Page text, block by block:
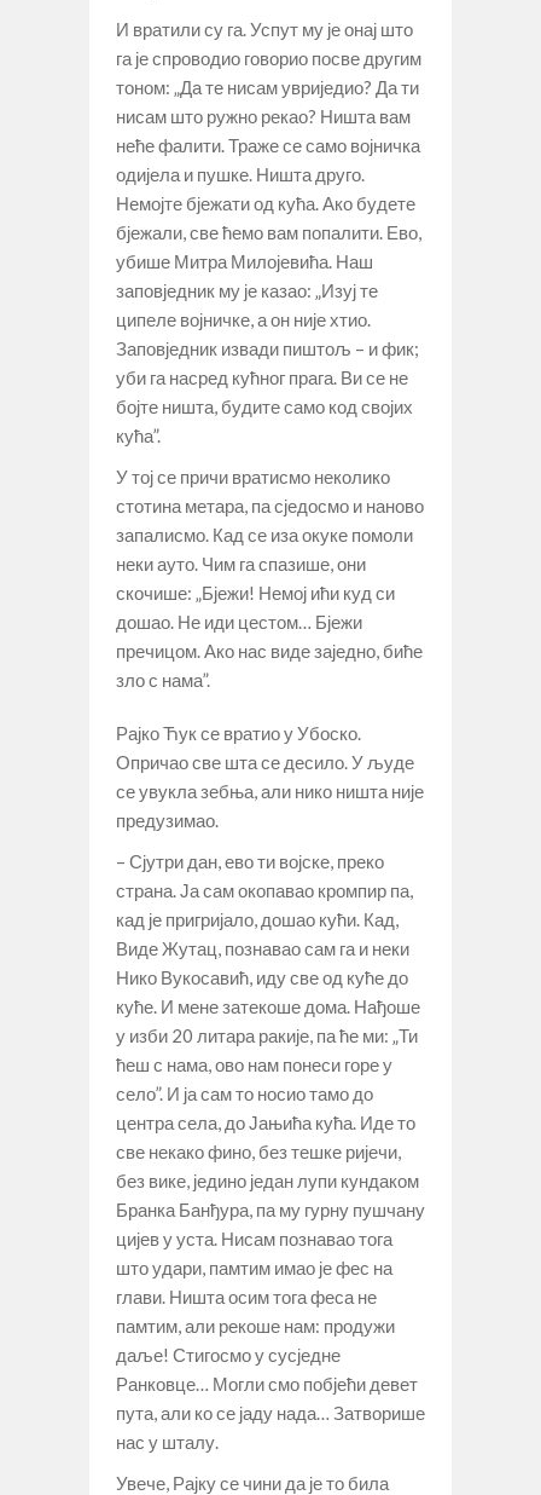
И вратили су га. Успут му је онај што
га је спроводио говорио посве другим
тоном: „Да те нисам увриједио? Да ти
нисам што ружно рекао? Ништа вам
неће фалити. Траже се само војничка
одијела и пушке. Ништа друго.
Немојте бјежати од кућа. Ако будете
бјежали, све ћемо вам попалити. Ево,
убише Митра Милојевића. Наш
заповједник му је казао: „Изуј те
ципеле војничке, а он није хтио.
Заповједник извади пиштољ – и фик;
уби га насред кућног прага. Ви се не
бојте ништа, будите само код својих
кућа”.
У тој се причи вратисмо неколико
стотина метара, па сједосмо и наново
запалисмо. Кад се иза окуке помоли
неки ауто. Чим га спазише, они
скочише: „Бјежи! Немој ићи куд си
дошао. Не иди цестом… Бјежи
пречицом. Ако нас виде заједно, биће
зло с нама”.
Рајко Ћук се вратио у Убоско.
Опричао све шта се десило. У људе
се увукла зебња, али нико ништа није
предузимао.
– Сјутри дан, ево ти војске, преко
страна. Ја сам окопавао кромпир па,
кад је пригријало, дошао кући. Кад,
Виде Жутац, познавао сам га и неки
Нико Вукосавић, иду све од куће до
куће. И мене затекоше дома. Нађоше
у изби 20 литара ракије, па ће ми: „Ти
ћеш с нама, ово нам понеси горе у
село”. И ја сам то носио тамо до
центра села, до Јањића кућа. Иде то
све некако фино, без тешке ријечи,
без вике, једино један лупи кундаком
Бранка Банђура, па му гурну пушчану
цијев у уста. Нисам познавао тога
што удари, памтим имао је фес на
глави. Ништа осим тога феса не
памтим, али рекоше нам: продужи
даље! Стигосмо у сусједне
Ранковце… Могли смо побјећи девет
пута, али ко се јаду нада… Затворише
нас у шталу.
Увече, Рајку се чини да је то била